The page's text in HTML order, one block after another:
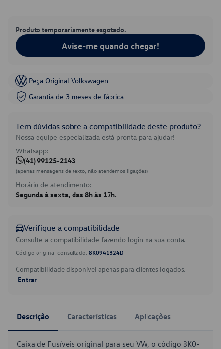
Produto temporariamente esgotado.
Avise-me quando chegar!
Peça Original Volkswagen
Garantia de 3 meses de fábrica
Tem dúvidas sobre a compatibilidade deste produto?
Nossa equipe especializada está pronta para ajudar!
Whatsapp:
(41) 99125-2143
(apenas mensagens de texto, não atendemos ligações)
Horário de atendimento:
Segunda à sexta, das 8h às 17h.
Verifique a compatibilidade
Consulte a compatibilidade fazendo login na sua conta.
Código original consultado: 8K0941824D
Compatibilidade disponível apenas para clientes logados.
Entrar
Descrição Características Aplicações
Caixa de Fusíveis original para seu VW, o código 8K0-